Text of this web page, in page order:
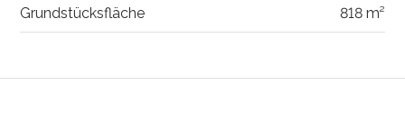
Grundstücksfläche 818 m²